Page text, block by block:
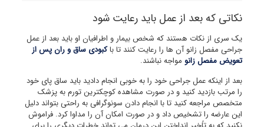
نکاتی که بعد از عمل باید رعایت شود
یک سری از نکات هستند که شخص بیمار و اطرافیان او باید بعد از عمل
جراحی مفصل زانو آن ها را رعایت کنند تا باکبودی ساق و ران پس از
تعویض مفصل زانو مواجه نباشند.
بعد از اینکه عمل جراحی خود را به خوبی انجام دادید باید ساق پای خود
را مرتب بازدید کنید و در صورت مشاهده کوچکترین تورم به پزشک
متخصص مراجعه کنید تا با انجام دادن سونوگرافی به راحتی بتواند دلیل
این عارضه را تشخیص داد و در صورت امکان آن را مداوا کرد. فراموش